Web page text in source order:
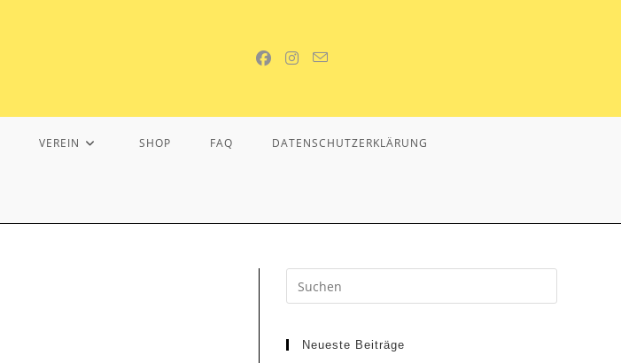
VEREIN SHOP FAQ DATENSCHUTZERKLÄRUNG
Neueste Beiträge